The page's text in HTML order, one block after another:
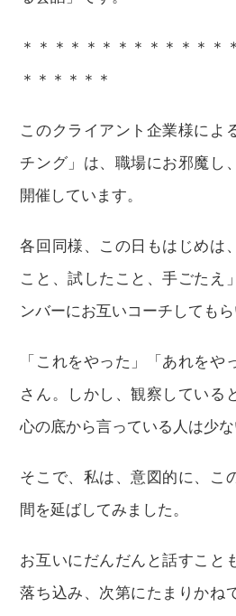
＊＊＊＊＊＊＊＊＊＊＊＊＊
＊＊＊＊＊＊
このクライアント企業様によ
チング」は、職場にお邪魔し
開催しています。
各回同様、この日もはじめは
こと、試したこと、手ごたえ
ンバーにお互いコーチしてもら
「これをやった」「あれをや
さん。しかし、観察している
心の底から言っている人は少な
そこで、私は、意図的に、こ
間を延ばしてみました。
お互いにだんだんと話すこと
落ち込み、次第にたまりかね